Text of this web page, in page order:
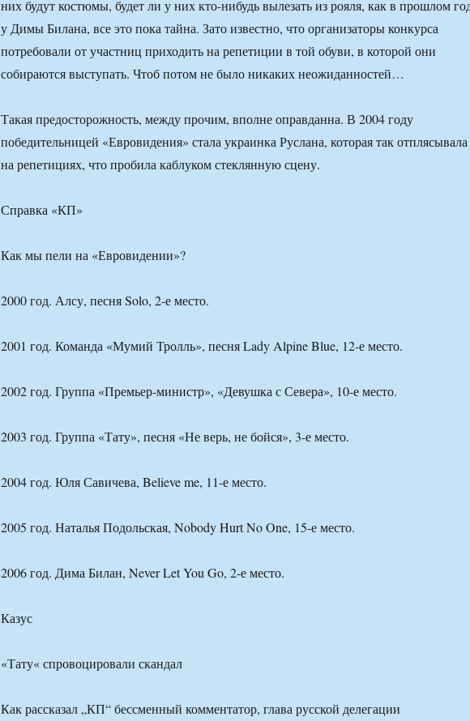
них будут костюмы, будет ли у них кто-нибудь вылезать из рояля, как в прошлом
у Димы Билана, все это пока тайна. Зато известно, что организаторы конкурса
потребовали от участниц приходить на репетиции в той обуви, в которой они
собираются выступать. Чтоб потом не было никаких неожиданностей…
Такая предосторожность, между прочим, вполне оправданна. В 2004 году
победительницей «Евровидения» стала украинка Руслана, которая так отплясывала
на репетициях, что пробила каблуком стеклянную сцену.
Справка «КП»
Как мы пели на «Евровидении»?
2000 год. Алсу, песня Solo, 2-е место.
2001 год. Команда «Мумий Тролль», песня Lady Alpine Blue, 12-е место.
2002 год. Группа «Премьер-министр», «Девушка с Севера», 10-е место.
2003 год. Группа «Тату», песня «Не верь, не бойся», 3-е место.
2004 год. Юля Савичева, Believe me, 11-е место.
2005 год. Наталья Подольская, Nobody Hurt No One, 15-е место.
2006 год. Дима Билан, Never Let You Go, 2-е место.
Казус
«Тату« спровоцировали скандал
Как рассказал „КП“ бессменный комментатор, глава русской делегации